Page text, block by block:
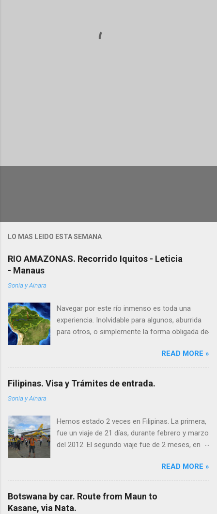
LO MAS LEIDO ESTA SEMANA
RIO AMAZONAS. Recorrido Iquitos - Leticia
- Manaus
Sonia y Ainara
Navegar por este río inmenso es toda una
experiencia. Inolvidable para algunos, aburrida
para otros, o simplemente la forma obligada de
Hicimos la ruta Iquitos – Leticia – Manaus, 3
países (Perú, Colombia y Brasil), unos 2.000 km,
en los ferries públicos, donde la hamaca es a la
vez camarote, cama, comedor y silla. Viaje
Brasil). ➡ Lee todos los artículos que
escribimos sobre este inolvidable viaje.
Esperamos nuestros tips te sean útiles para
información que te puede ser útil a la hora de
organizar tu viaje por el famoso Río Amazonas.
Es tal la inmensidad del Amazonas, que parece
que navegas por el mar y las tres ciudades
READ MORE »
Filipinas. Visa y Trámites de entrada.
Sonia y Ainara
Hemos estado 2 veces en Filipinas. La primera,
fue un viaje de 21 días, durante febrero y marzo
del 2012. El segundo viaje fue de 2 meses, en
No se necesita visa de entrada para la gran
mayoría de los paises (incluso para
Colombianos). Después de nuestra última
visita, el gobierno de Filipinas cambió hacia
READ MORE »
Botswana by car. Route from Maun to
Kasane, via Nata.